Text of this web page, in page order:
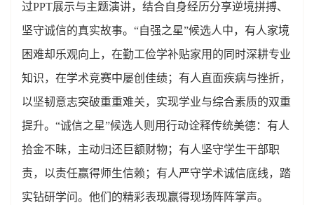
过PPT展示与主题演讲，结合自身经历分享逆境拼搏、
坚守诚信的真实故事。“自强之星”候选人中，有人家境
困难却乐观向上，在勤工俭学补贴家用的同时深耕专业
知识，在学术竞赛中屡创佳绩；有人直面疾病与挫折，
以坚韧意志突破重重难关，实现学业与综合素质的双重
提升。“诚信之星”候选人则用行动诠释传统美德：有人
拾金不昧，主动归还巨额财物；有人坚守学生干部职
责，以责任赢得师生信赖；有人严守学术诚信底线，踏
实钻研学问。他们的精彩表现赢得现场阵阵掌声。